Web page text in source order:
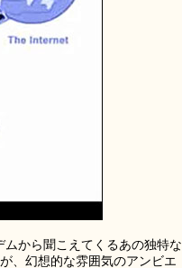
から聞こえてくるあの独特な
、幻想的な雰囲気のアンビエ